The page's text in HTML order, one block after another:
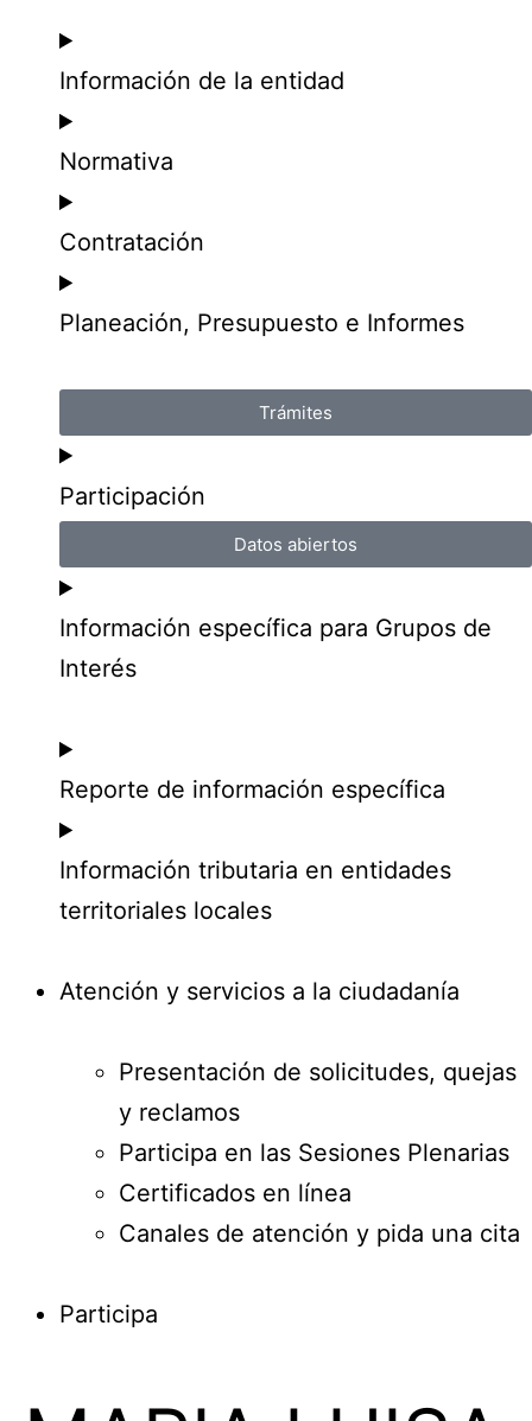
Información de la entidad
Normativa
Contratación
Planeación, Presupuesto e Informes
Trámites
Participación
Datos abiertos
Información específica para Grupos de
Interés
Reporte de información específica
Información tributaria en entidades
territoriales locales
Atención y servicios a la ciudadanía
Presentación de solicitudes, quejas
y reclamos
Participa en las Sesiones Plenarias
Certificados en línea
Canales de atención y pida una cita
Participa